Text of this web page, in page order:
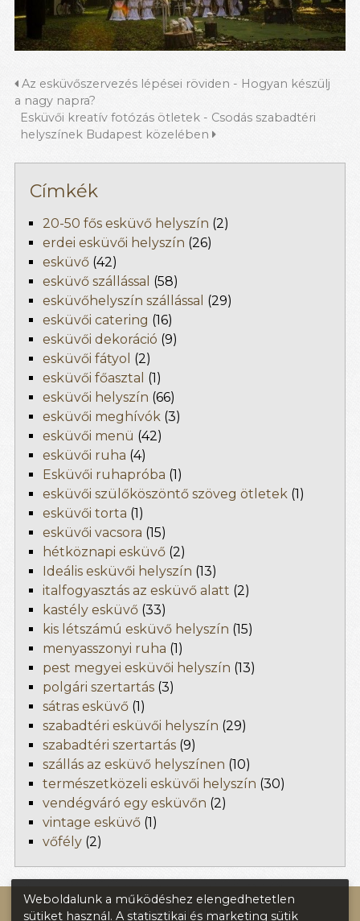
Az esküvőszervezés lépései röviden - Hogyan készülj
a nagy napra?
Esküvői kreatív fotózás ötletek - Csodás szabadtéri
helyszínek Budapest közelében
Címkék
20-50 fős esküvő helyszín (2)
erdei esküvői helyszín (26)
esküvő (42)
esküvő szállással (58)
esküvőhelyszín szállással (29)
esküvői catering (16)
esküvői dekoráció (9)
esküvői fátyol (2)
esküvői főasztal (1)
esküvői helyszín (66)
esküvői meghívók (3)
esküvői menü (42)
esküvői ruha (4)
Esküvői ruhapróba (1)
esküvői szülőköszöntő szöveg ötletek (1)
esküvői torta (1)
esküvői vacsora (15)
hétköznapi esküvő (2)
Ideális esküvői helyszín (13)
italfogyasztás az esküvő alatt (2)
kastély esküvő (33)
kis létszámú esküvő helyszín (15)
menyasszonyi ruha (1)
pest megyei esküvői helyszín (13)
polgári szertartás (3)
sátras esküvő (1)
szabadtéri esküvői helyszín (29)
szabadtéri szertartás (9)
szállás az esküvő helyszínen (10)
természetközeli esküvői helyszín (30)
vendégváró egy esküvőn (2)
vintage esküvő (1)
vőfély (2)
További oldalaink:
Weboldalunk a működéshez elengedhetetlen
sütiket használ. A statisztikai és marketing sütik